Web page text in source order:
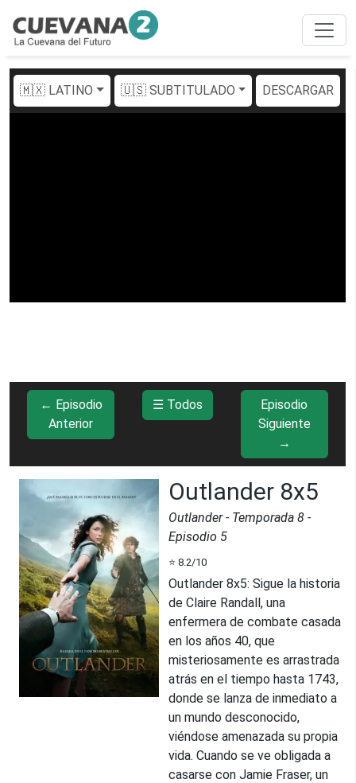
🇲🇽 LATINO 🇺🇸 SUBTITULADO DESCARGAR
← Episodio
Anterior
☰ Todos
Episodio
Siguiente
→
Outlander 8x5
Outlander- Temporada 8 -
Episodio 5
⭐ 8.2/10
Outlander 8x5: Sigue la historia
de Claire Randall, una
enfermera de combate casada
en los años 40, que
misteriosamente es arrastrada
atrás en el tiempo hasta 1743,
donde se lanza de inmediato a
un mundo desconocido,
viéndose amenazada su propia
vida. Cuando se ve obligada a
casarse con Jamie Fraser, un